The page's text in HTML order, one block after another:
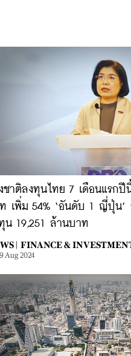
ชาติลงทุนไทย 7 เดือนแรกปี
เพิ่ม 54% ‘อันดับ 1 ญี่ปุ่น’
น 19,251 ล้านบาท
| FINANCE &
Aug 2024